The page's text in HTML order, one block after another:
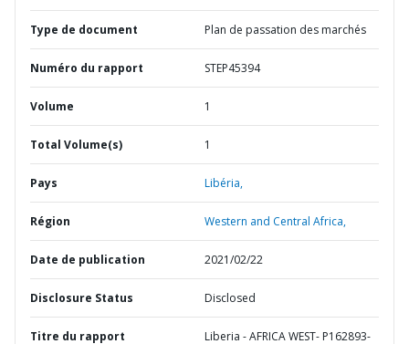
Type de document Plan de passation des marchés
Numéro du rapport STEP45394
Volume 1
Total Volume(s) 1
Pays Libéria,
Région Western and Central Africa,
Date de publication 2021/02/22
Disclosure Status Disclosed
Titre du rapport
Liberia - AFRICA WEST- P162893-